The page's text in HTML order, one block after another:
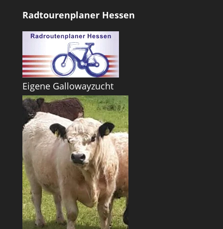
Radtourenplaner Hessen
Eigene Gallowayzucht